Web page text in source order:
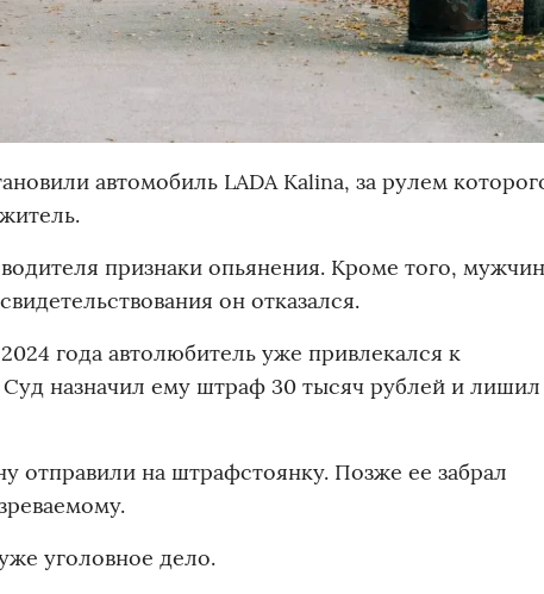
автомобиль LADA Kalina, за рулем
признаки опьянения. Кроме того,
он отказался.
года автолюбитель уже привлекался к
Суд назначил ему штраф 30 тысяч рублей и лишил
отправили на штрафстоянку. Позже ее забрал
уголовное дело.